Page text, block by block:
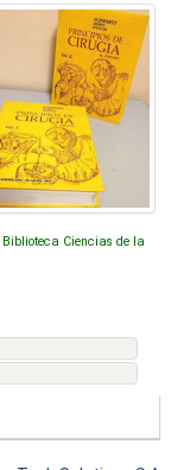
Biblioteca Ciencias de la